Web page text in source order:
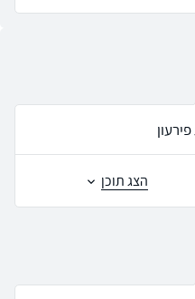
הצג תוכן